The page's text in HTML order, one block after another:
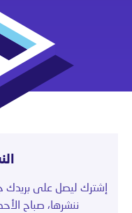
إشترك ليصل على بريدك
ننشرها، صباح